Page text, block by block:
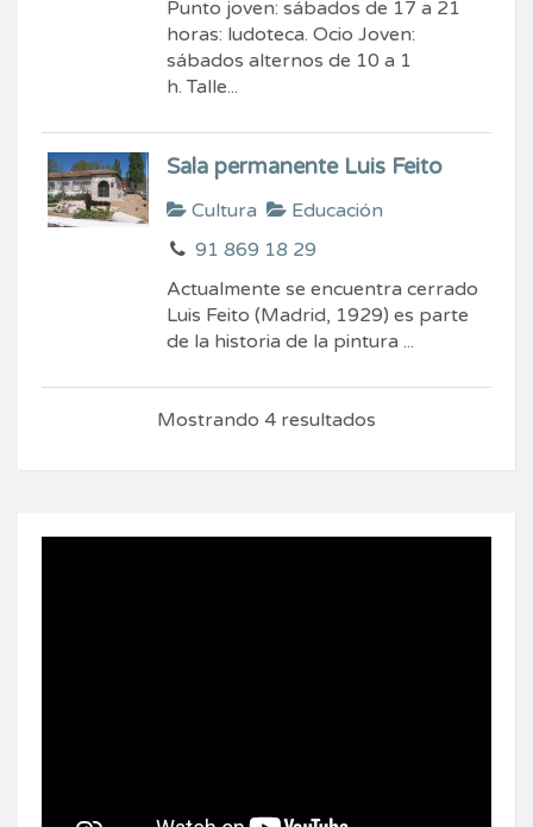
Punto joven: sábados de 17 a 21
horas: ludoteca. Ocio Joven:
sábados alternos de 10 a 1
h. Talle...
Sala permanente Luis Feito
Cultura
Educación
91 869 18 29
Actualmente se encuentra cerrado
Luis Feito (Madrid, 1929) es parte
de la historia de la pintura ...
Mostrando 4 resultados